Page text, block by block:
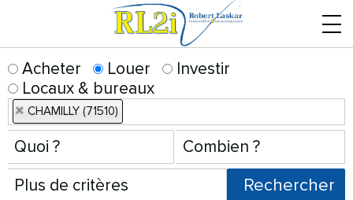
Acheter Louer
Investir
Locaux & bureaux
CHAMILLY (71510)